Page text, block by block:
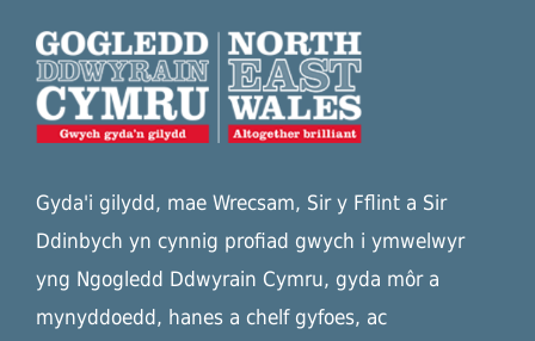
Gyda'i gilydd, mae Wrecsam, Sir y Fflint a Sir
Ddinbych yn cynnig profiad gwych i ymwelwyr
yng Ngogledd Ddwyrain Cymru, gyda môr a
mynyddoedd, hanes a chelf gyfoes, ac